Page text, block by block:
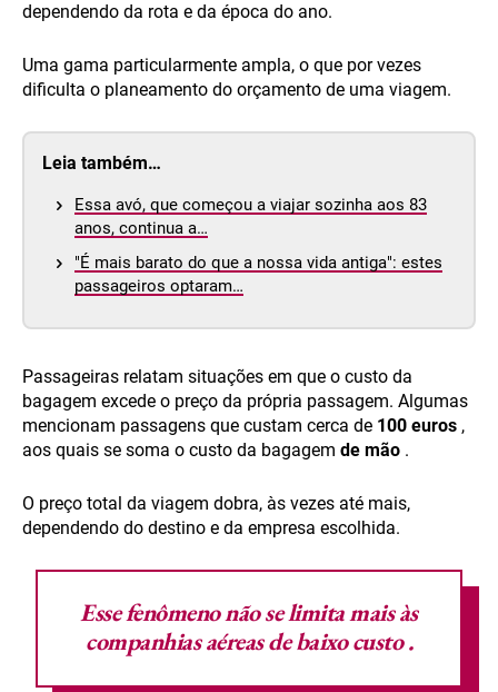
dependendo da rota e da época do ano.
Uma gama particularmente ampla, o que por vezes
dificulta o planeamento do orçamento de uma viagem.
Leia também…
Essa avó, que começou a viajar sozinha aos 83
anos, continua a…
"É mais barato do que a nossa vida antiga": estes
passageiros optaram…
Passageiras relatam situações em que o custo da
bagagem excede o preço da própria passagem. Algumas
mencionam passagens que custam cerca de 100 euros ,
aos quais se soma o custo da bagagem de mão .
O preço total da viagem dobra, às vezes até mais,
dependendo do destino e da empresa escolhida.
Esse fenômeno não se limita mais às
companhias aéreas de baixo custo.